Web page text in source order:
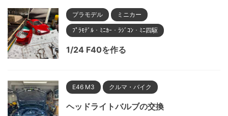
プラモデル ミニカー
ﾌﾟﾗﾓﾃﾞﾙ・ﾐﾆｶｰ・ﾗｼﾞｺﾝ・ﾐﾆ四駆
1/24 F40を作る
E46 M3 クルマ・バイク
ヘッドライトバルブの交換